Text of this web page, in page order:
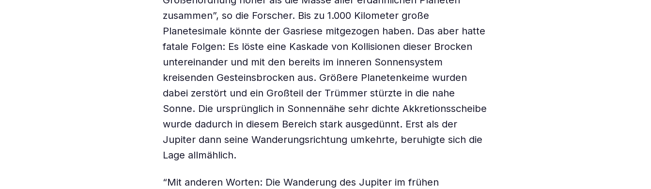
zusammen”, so die Forscher. Bis zu 1.000 Kilometer große
Planetesimale könnte der Gasriese mitgezogen haben. Das aber hatte
fatale Folgen: Es löste eine Kaskade von Kollisionen dieser Brocken
untereinander und mit den bereits im inneren Sonnensystem
kreisenden Gesteinsbrocken aus. Größere Planetenkeime wurden
dabei zerstört und ein Großteil der Trümmer stürzte in die nahe
Sonne. Die ursprünglich in Sonnennähe sehr dichte Akkretionsscheibe
wurde dadurch in diesem Bereich stark ausgedünnt. Erst als der
Jupiter dann seine Wanderungsrichtung umkehrte, beruhigte sich die
Lage allmählich.
“Mit anderen Worten: Die Wanderung des Jupiter im frühen